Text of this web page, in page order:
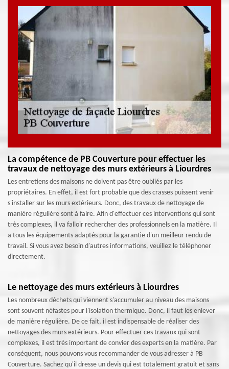
La compétence de PB Couverture pour effectuer les
travaux de nettoyage des murs extérieurs à Liourdres
Les entretiens des maisons ne doivent pas être oubliés par les
propriétaires. En effet, il est fort probable que des crasses puissent venir
s'installer sur les murs extérieurs. Donc, des travaux de nettoyage de
manière régulière sont à faire. Afin d'effectuer ces interventions qui sont
très complexes, il va falloir rechercher des professionnels en la matière. Il
a tous les équipements adaptés pour la garantie d'un meilleur rendu de
travail. Si vous avez besoin d'autres informations, veuillez le téléphoner
directement.
Le nettoyage des murs extérieurs à Liourdres
Les nombreux déchets qui viennent s'accumuler au niveau des maisons
sont souvent néfastes pour l'isolation thermique. Donc, il faut les enlever
de manière régulière. De ce fait, il est indispensable de réaliser des
nettoyages des murs extérieurs. Pour effectuer ces travaux qui sont
complexes, il est très important de convier des experts en la matière. Par
conséquent, nous pouvons vous recommander de vous adresser à PB
Couverture. Sachez qu'il dresse un devis qui est totalement gratuit et sans